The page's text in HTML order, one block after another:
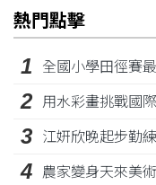
熱門點擊
1 全國小學田徑賽
2 用水彩畫挑戰國
3 江姸欣晚起步勤
4 農家變身天來美